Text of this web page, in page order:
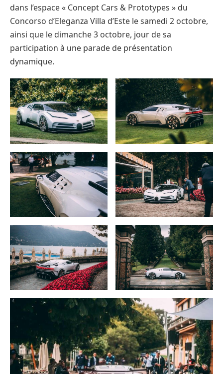
dans l’espace « Concept Cars & Prototypes » du
Concorso d’Eleganza Villa d’Este le samedi 2 octobre,
ainsi que le dimanche 3 octobre, jour de sa
participation à une parade de présentation
dynamique.